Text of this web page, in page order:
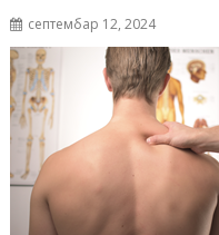
септембар 12, 2024